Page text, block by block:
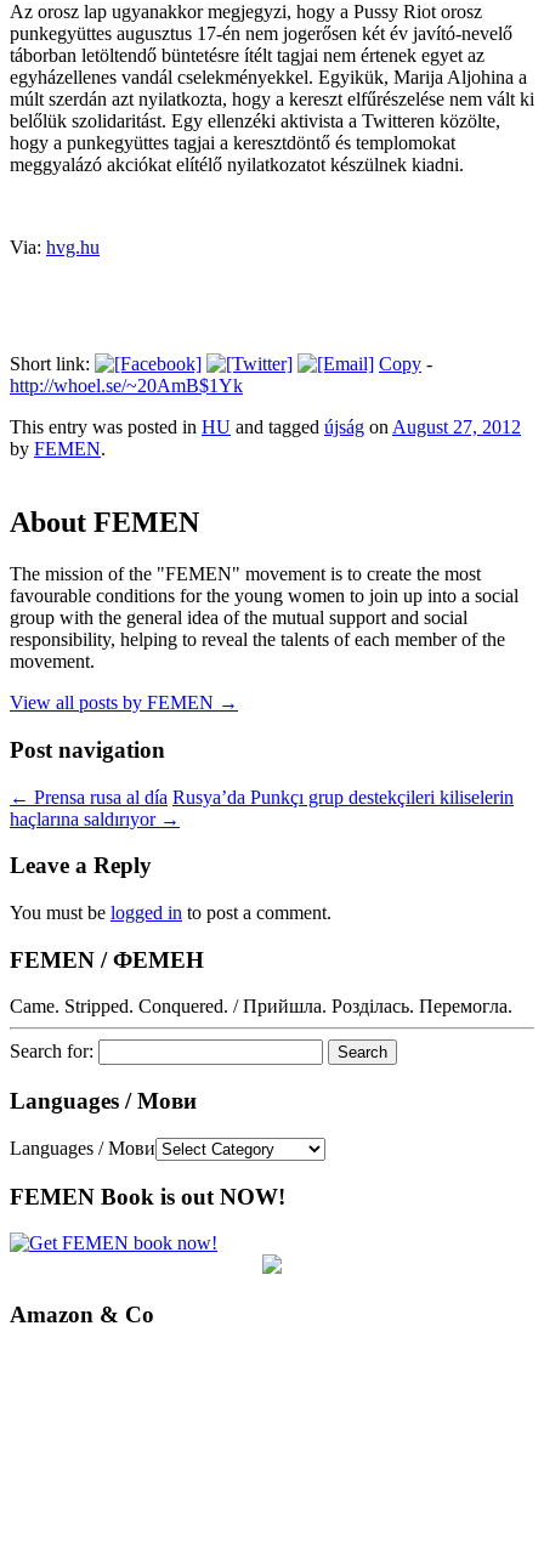
Az orosz lap ugyanakkor megjegyzi, hogy a Pussy Riot orosz
punkegyüttes augusztus 17-én nem jogerősen két év javító-nevelő
táborban letöltendő büntetésre ítélt tagjai nem értenek egyet az
egyházellenes vandál cselekményekkel. Egyikük, Marija Aljohina a
múlt szerdán azt nyilatkozta, hogy a kereszt elfűrészelése nem vált ki
belőlük szolidaritást. Egy ellenzéki aktivista a Twitteren közölte,
hogy a punkegyüttes tagjai a keresztdöntő és templomokat
meggyalázó akciókat elítélő nyilatkozatot készülnek kiadni.
Via: hvg.hu
Short link: Copy -
http://whoel.se/~20AmB$1Yk
This entry was posted in HU and tagged újság on August 27, 2012
by FEMEN.
About FEMEN
The mission of the "FEMEN" movement is to create the most
favourable conditions for the young women to join up into a social
group with the general idea of the mutual support and social
responsibility, helping to reveal the talents of each member of the
movement.
View all posts by FEMEN →
Post navigation
← Prensa rusa al día Rusya’da Punkçı grup destekçileri kiliselerin
haçlarına saldırıyor →
Leave a Reply
You must be logged in to post a comment.
FEMEN / ФЕМЕН
Came. Stripped. Conquered. / Прийшла. Розділась. Перемогла.
Search for:
Languages / Мови
Languages / Мови
FEMEN Book is out NOW!
Amazon & Co